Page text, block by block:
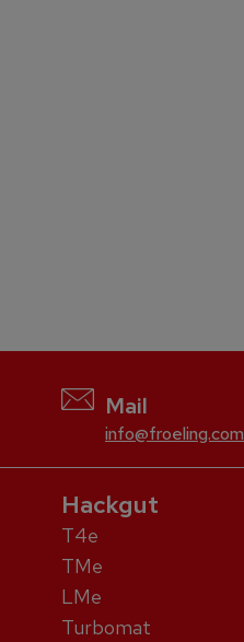
Mail
info@froeling.com
Hackgut
T4e
TMe
LMe
Turbomat